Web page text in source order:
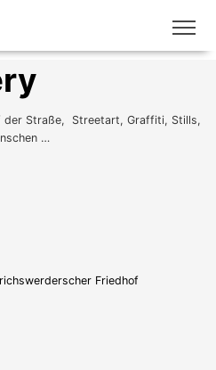
der Straße, Streetart, Graffiti, Stills,
…
Friedhof